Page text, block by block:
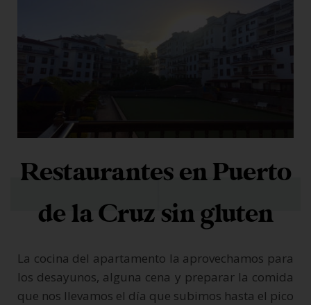
Restaurantes en Puerto
de la Cruz sin gluten
La cocina del apartamento la aprovechamos para
los desayunos, alguna cena y preparar la comida
que nos llevamos el día que subimos hasta el pico